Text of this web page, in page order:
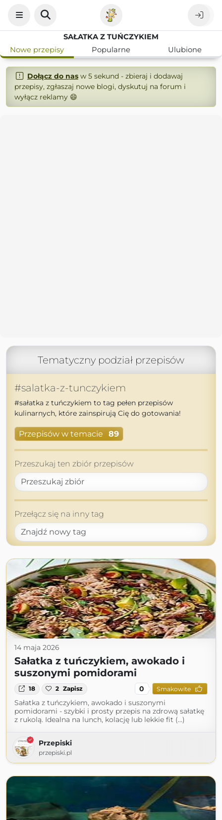
SAŁATKA Z TUŃCZYKIEM
Nowe przepisy
Popularne Ulubione
Dołącz do nasw 5 sekund - zbieraj i dodawaj
przepisy, zgłaszaj nowe blogi, dyskutuj na forum i
wyłącz reklamy 😄
Tematyczny podział przepisów
#salatka-z-tunczykiem
#sałatka z tuńczykiem to tag pełen przepisów
kulinarnych, które zainspirują Cię do gotowania!
Przepisów w temacie 89
Przeszukaj ten zbiór przepisów
Przełącz się na inny tag
14 maja 2026
Sałatka z tuńczykiem, awokado i
suszonymi pomidorami
18 2 Zapisz 0 Smakowite
Sałatka z tuńczykiem, awokado i suszonymi
pomidorami - szybki i prosty przepis na zdrową sałatkę
z rukolą. Idealna na lunch, kolację lub lekkie fit (...)
Przepiski
przepiski.pl